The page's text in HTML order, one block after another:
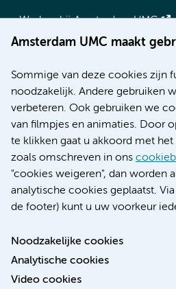
Amsterdam UMC maakt
Sommige van deze cookies zijn
noodzakelijk. Andere gebruiken
verbeteren. Ook gebruiken we
van filmpjes en animaties. Door
te klikken gaat u akkoord met
zoals omschreven in ons
"cookies weigeren", dan worden
analytische cookies geplaatst.
de footer) kunt u uw voorkeur
Noodzakelijke cookies
Analytische cookies
Video cookies
Werken bij Amsterdam UMC
Over Amsterdam UMC
Research
Educatie locatie AMC
Educatie locatie VUmc
Verwijzen & diagnostiek
Toegankelijkheidsverklaring
Responsible disclosure